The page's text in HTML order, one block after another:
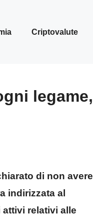
Criptovalute
legame,
di non avere
indirizzata al
relativi alle